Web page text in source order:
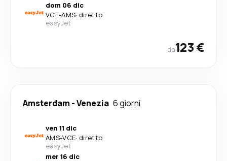
dom 06 dic
VCE-AMS· diretto
easyJet
da123 €
Amsterdam -Venezia 6 giorni
ven 11 dic
AMS-VCE· diretto
easyJet
mer 16 dic